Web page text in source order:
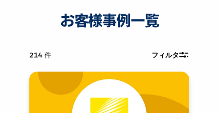
お客様事例一覧
214 件 フィルタ